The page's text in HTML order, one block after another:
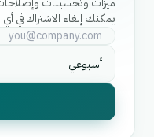
يمكنك إلغاء الاشتراك في